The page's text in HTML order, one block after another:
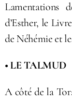
Lamentations
d’Esther, le
de Néhémie et
• LE TALMUD
A côté de la